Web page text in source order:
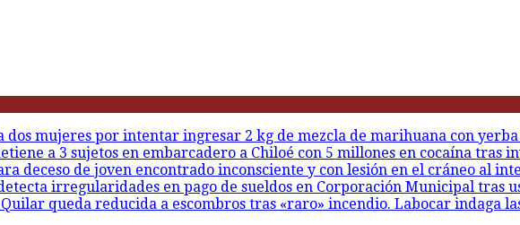
dos mujeres por intentar ingresar 2 kg de mezcla de marihuana con
a 3 sujetos en embarcadero a Chiloé con 5 millones en cocaína tras
deceso de joven encontrado inconsciente y con lesión en el cráneo al
irregularidades en pago de sueldos en Corporación Municipal tras
queda reducida a escombros tras «raro» incendio. Labocar indaga